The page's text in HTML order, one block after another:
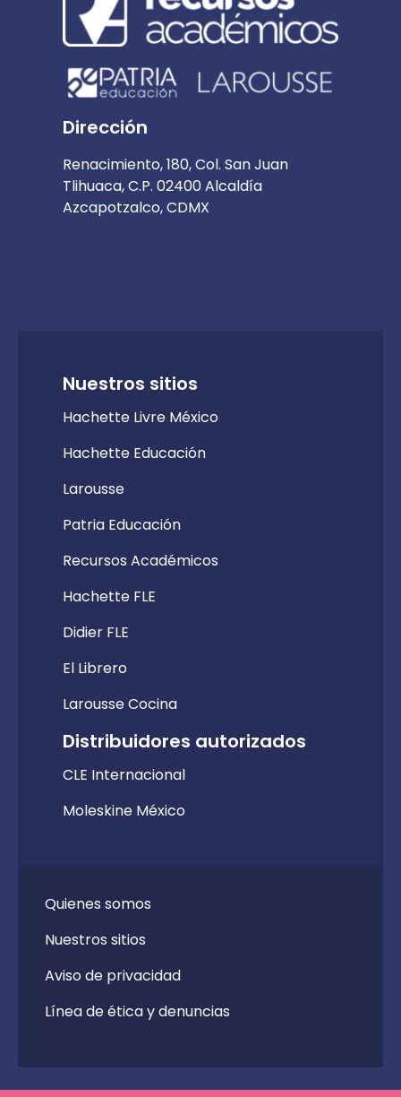
Dirección
Renacimiento, 180, Col. San Juan
Tlihuaca, C.P. 02400 Alcaldía
Azcapotzalco, CDMX
Nuestros sitios
Hachette Livre México
Hachette Educación
Larousse
Patria Educación
Recursos Académicos
Hachette FLE
Didier FLE
El Librero
Larousse Cocina
Distribuidores autorizados
CLE Internacional
Moleskine México
Quienes somos
Nuestros sitios
Aviso de privacidad
Línea de ética y denuncias